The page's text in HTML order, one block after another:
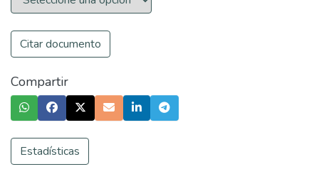
Citar documento
Compartir
Estadísticas